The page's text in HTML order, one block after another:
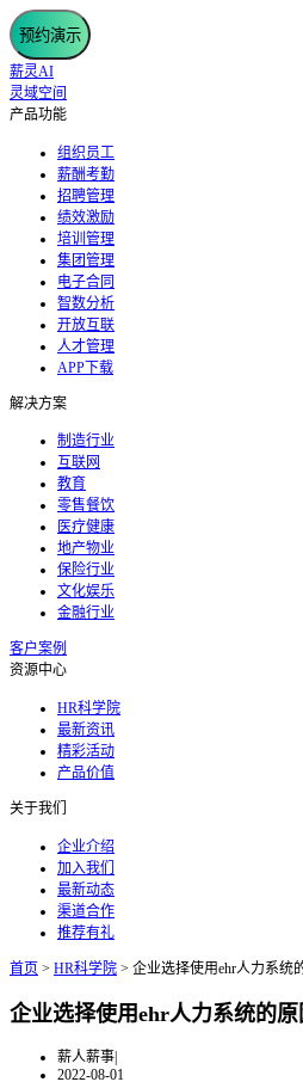
预约演示
薪灵AI
灵域空间
产品功能
组织员工
薪酬考勤
招聘管理
绩效激励
培训管理
集团管理
电子合同
智数分析
开放互联
人才管理
APP下载
解决方案
制造行业
互联网
教育
零售餐饮
医疗健康
地产物业
保险行业
文化娱乐
金融行业
客户案例
资源中心
HR科学院
最新资讯
精彩活动
产品价值
关于我们
企业介绍
加入我们
最新动态
渠道合作
推荐有礼
首页 > HR科学院 > 企业选择使用ehr人力系统
企业选择使用ehr人力系统的原
薪人薪事|
2022-08-01